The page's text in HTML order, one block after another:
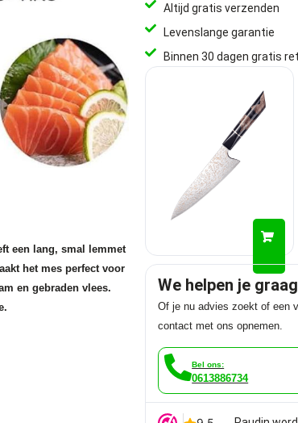
een lang, smal lemmet
het mes perfect voor
en gebraden vlees.
Altijd gratis verzenden
Levenslange garantie
Binnen 30 dagen gratis
We helpen je graag
Of je nu advies zoekt of een
contact met ons opnemen.
Bel ons:
0613886734